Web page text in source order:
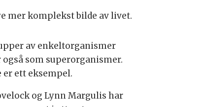
mer komplekst bilde av livet.
av enkeltorganismer
som superorganismer.
er ett eksempel.
og Lynn Margulis har